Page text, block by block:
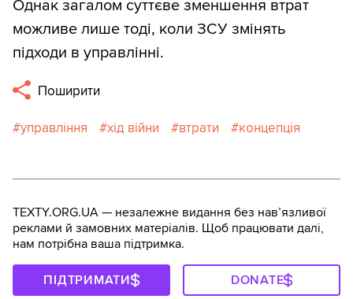
Однак загалом суттєве зменшення втрат
можливе лише тоді, коли ЗСУ змінять
підходи в управлінні.
Поширити
управління хід війни втрати концепція
TEXTY.ORG.UA — незалежне видання без навʼязливої
реклами й замовних матеріалів. Щоб працювати далі,
нам потрібна ваша підтримка.
ПІДТРИМАТИ DONATE